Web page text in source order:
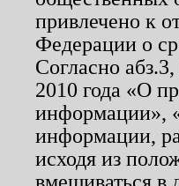
привлечено к
Федерации о
Согласно
2010 года «О
информации»,
информации,
исходя из
вмешиваться в